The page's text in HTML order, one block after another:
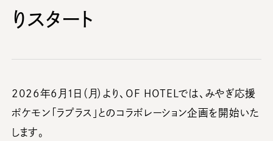
りスタート
2026年6月1日（月）より、OF HOTELでは、みやぎ応援
ポケモン「ラプラス」とのコラボレーション企画を開始いた
します。